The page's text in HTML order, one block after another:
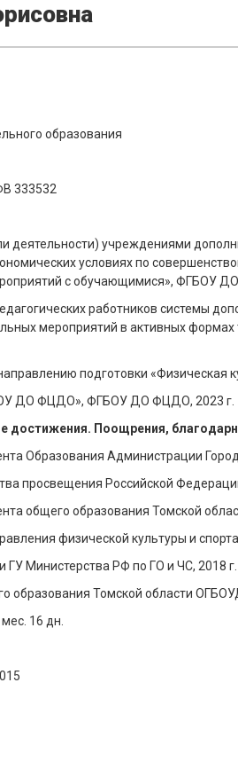
образования
333532
деятельности) учреждениями
условиях по
с обучающимися», ФГБОУ
работников системы
мероприятий в активных
подготовки «Физическая
ДО ФЦДО», ФГБОУ ДО ФЦДО, 2023 г.
достижения. Поощрения,
Образования Администрации
просвещения Российской
общего образования Томской
физической культуры и
Министерства РФ по ГО и ЧС, 2018 г.
образования Томской области
16 дн.